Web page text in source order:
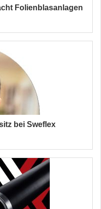
Folienblasanlagen
bei Sweflex